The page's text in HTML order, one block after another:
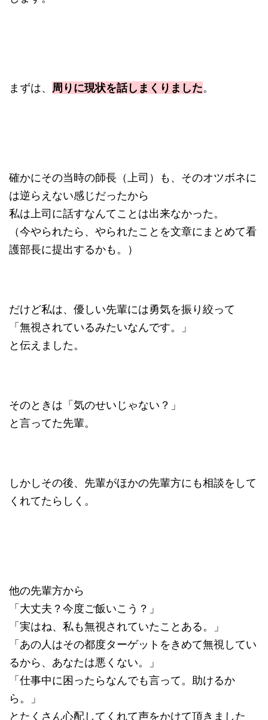
まずは、 周りに現状を話しまくりました。
確かにその当時の師長（上司）も、そのオツボネに
は逆らえない感じだったから
私は上司に話すなんてことは出来なかった。
（今やられたら、やられたことを文章にまとめて看
護部長に提出するかも。）
だけど私は、優しい先輩には勇気を振り絞って
「無視されているみたいなんです。」
と伝えました。
そのときは「気のせいじゃない？」
と言ってた先輩。
しかしその後、先輩がほかの先輩方にも相談をして
くれてたらしく。
他の先輩方から
「大丈夫？今度ご飯いこう？」
「実はね、私も無視されていたことある。」
「あの人はその都度ターゲットをきめて無視してい
るから、あなたは悪くない。」
「仕事中に困ったらなんでも言って。助けるか
ら。」
とたくさん心配してくれて声をかけて頂きました